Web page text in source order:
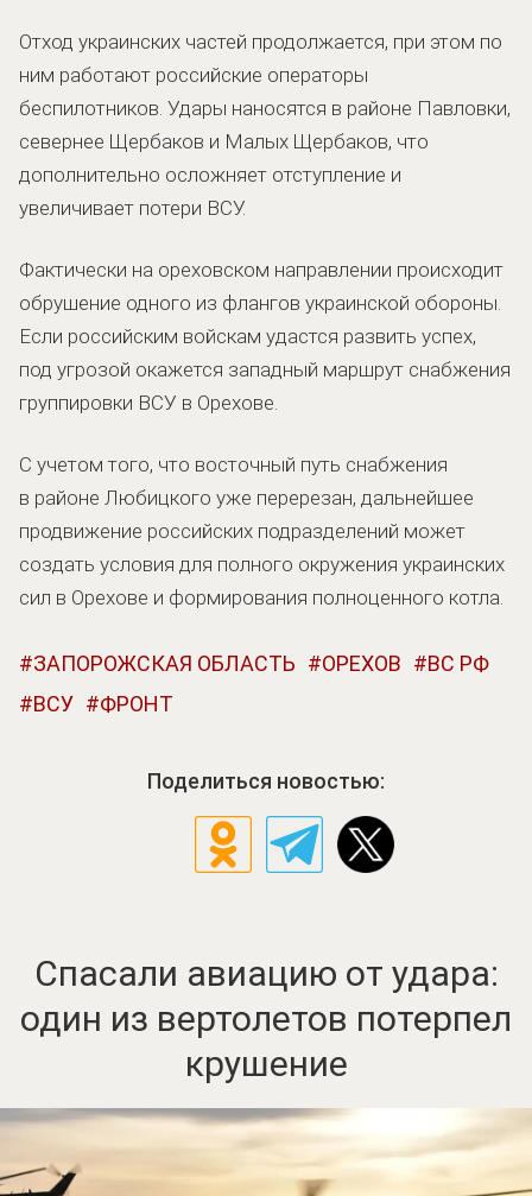
Отход украинских частей продолжается, при этом по
ним работают российские операторы
беспилотников. Удары наносятся в районе Павловки,
севернее Щербаков и Малых Щербаков, что
дополнительно осложняет отступление и
увеличивает потери ВСУ.
Фактически на ореховском направлении происходит
обрушение одного из флангов украинской обороны.
Если российским войскам удастся развить успех,
под угрозой окажется западный маршрут снабжения
группировки ВСУ в Орехове.
С учетом того, что восточный путь снабжения
в районе Любицкого уже перерезан, дальнейшее
продвижение российских подразделений может
создать условия для полного окружения украинских
сил в Орехове и формирования полноценного котла.
ЗАПОРОЖСКАЯ ОБЛАСТЬ ОРЕХОВ
ВС РФ
ВСУ
ФРОНТ
Поделиться новостью:
Спасали авиацию от удара:
один из вертолетов потерпел
крушение